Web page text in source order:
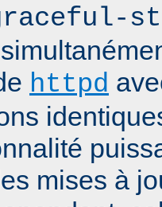
httpd
mises à